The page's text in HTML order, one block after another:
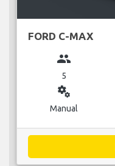
FORD C-MAX
group
5
miscellaneous_services
Manual